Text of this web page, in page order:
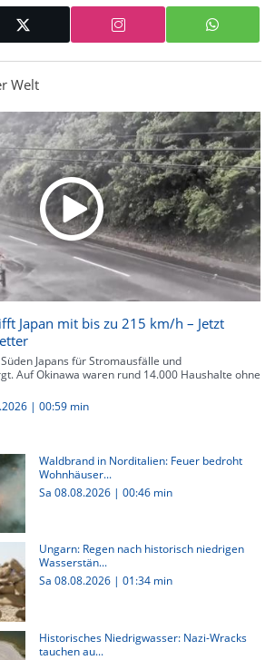
Welt
Japan mit bis zu 215 km/h – Jetzt
Japans für Stromausfälle und
Auf Okinawa waren rund 14.000 Haushalte ohne
| 00:59 min
Waldbrand in Norditalien: Feuer bedroht
Wohnhäuser...
Sa 08.08.2026 | 00:46 min
Ungarn: Regen nach historisch niedrigen
Wasserstän...
Sa 08.08.2026 | 01:34 min
Historisches Niedrigwasser: Nazi-Wracks
tauchen au...